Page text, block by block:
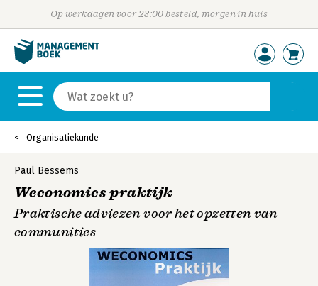
Op werkdagen voor 23:00 besteld, morgen in huis
Organisatiekunde
Paul Bessems
Weconomics praktijk
Praktische adviezen voor het opzetten van
communities